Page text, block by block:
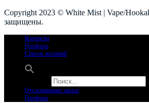
Copyright 2023 © White Mist | Vape/
защищены.
Контакты
Профиль
Список желаний
Отслеживание заказа
Профиль